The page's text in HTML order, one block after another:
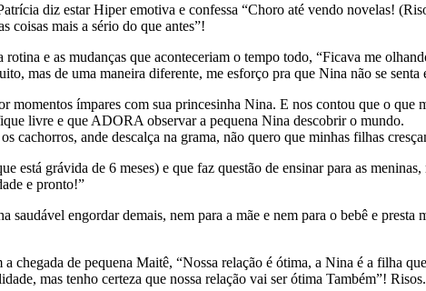
diz estar Hiper emotiva e confessa “Choro até vendo novelas!
coisas mais a sério do que antes”!
e as mudanças que aconteceriam o tempo todo, “Ficava me
mas de uma maneira diferente, me esforço pra que Nina não se
momentos ímpares com sua princesinha Nina. E nos contou que o
livre e que ADORA observar a pequena Nina descobrir o mundo.
cachorros, ande descalça na grama, não quero que minhas filhas
está grávida de 6 meses) e que faz questão de ensinar para as
e pronto!”
saudável engordar demais, nem para a mãe e nem para o bebê e
chegada de pequena Maitê, “Nossa relação é ótima, a Nina é a filha
mas tenho certeza que nossa relação vai ser ótima Também”! Risos.